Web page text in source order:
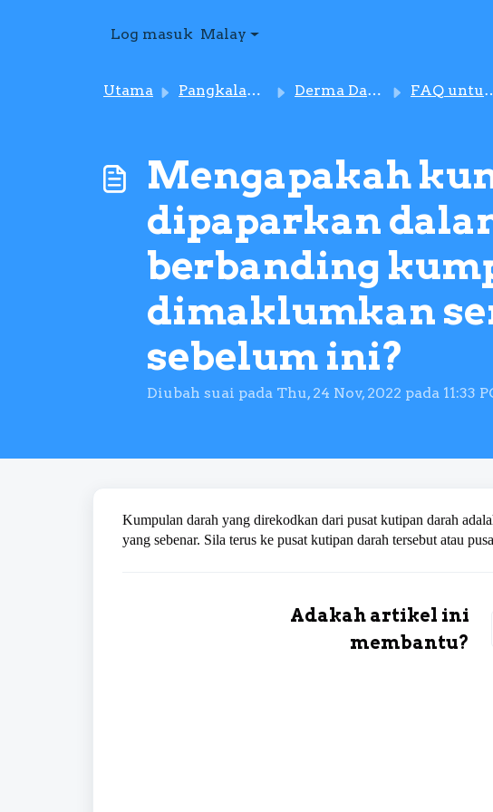
Log masuk Malay
Utama Pangkalan pengetahuan Derma Darah FAQ untuk Derma Darah
Mengapakah
dipaparkan
berbanding
dimaklumkan
sebelum ini?
Diubah suai pada Thu, 24 Nov, 2022 pada 11:33
Kumpulan darah yang direkodkan dari pusat kutipan darah
yang sebenar. Sila terus ke pusat kutipan darah tersebut atau
Adakah artikel ini
membantu?